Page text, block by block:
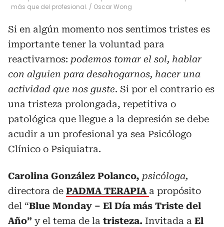
más que del profesional. / Oscar Wong
Si en algún momento nos sentimos tristes es
importante tener la voluntad para
reactivarnos: podemos tomar el sol, hablar
con alguien para desahogarnos, hacer una
actividad que nos guste. Si por el contrario es
una tristeza prolongada, repetitiva o
patológica que llegue a la depresión se debe
acudir a un profesional ya sea Psicólogo
Clínico o Psiquiatra.
Carolina González Polanco, psicóloga,
directora de PADMA TERAPIA a propósito
del “Blue Monday – El Día más Triste del
Año” y el tema de la tristeza. Invitada a El